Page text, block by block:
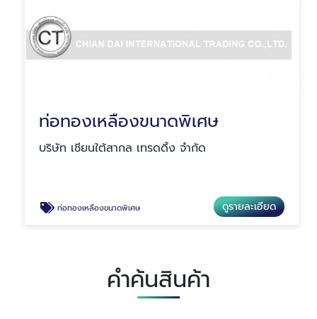
ท่อทองเหลืองขนาดพิเศษ
บริษัท เชียนใต้สากล เทรดดิ้ง จำกัด
ท่อทองเหลืองขนาดพิเศษ ดูรายละเอียด
คำค้นสินค้า